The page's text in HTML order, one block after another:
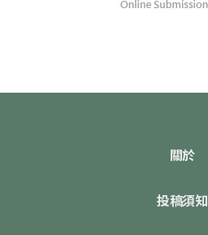
關於
投稿須知